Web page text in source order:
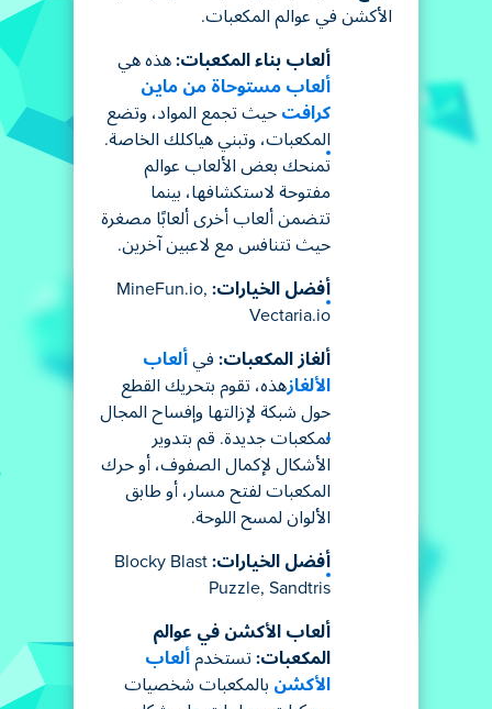
الأكشن في عوالم المكعبات.
ألعاب بناء المكعبات: هذه هي
ألعاب مستوحاة من ماين
كرافت حيث تجمع المواد، وتضع
المكعبات، وتبني هياكلك الخاصة.
تمنحك بعض الألعاب عوالم
مفتوحة لاستكشافها، بينما
تتضمن ألعاب أخرى ألعابًا مصغرة
حيث تتنافس مع لاعبين آخرين.
أفضل الخيارات: MineFun.io,
Vectaria.io
ألغاز المكعبات: في
ألعاب
الألغازهذه، تقوم بتحريك القطع
حول شبكة لإزالتها وإفساح المجال
لمكعبات جديدة. قم بتدوير
الأشكال لإكمال الصفوف، أو حرك
المكعبات لفتح مسار، أو طابق
الألوان لمسح اللوحة.
أفضل الخيارات: Blocky Blast
Puzzle, Sandtris
ألعاب الأكشن في عوالم
المكعبات: تستخدم
ألعاب
الأكشن بالمكعبات شخصيات